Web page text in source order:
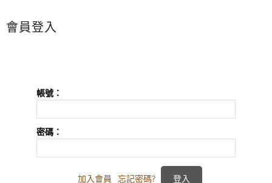
會員登入
帳號：
密碼：
加入會員 忘記密碼?